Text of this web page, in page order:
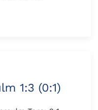
1:3 (0:1)